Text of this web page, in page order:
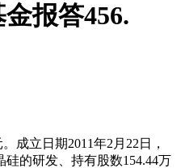
报答456.
立日期2011年2月22日，
的研发、持有股数154.44万